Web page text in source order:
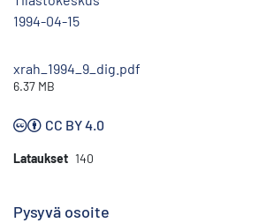
1994-04-15
xrah_1994_9_dig.pdf
6.37 MB
CC BY 4.0
Lataukset 140
Pysyvä osoite